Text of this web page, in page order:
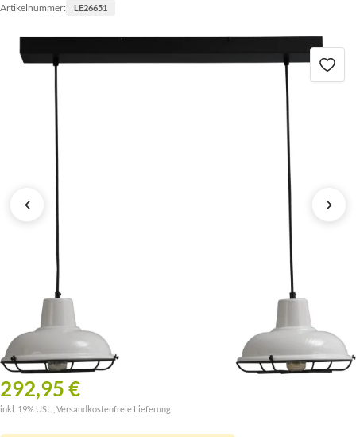
Artikelnummer: LE26651
292,95 €
inkl. 19% USt. , Versandkostenfreie Lieferung